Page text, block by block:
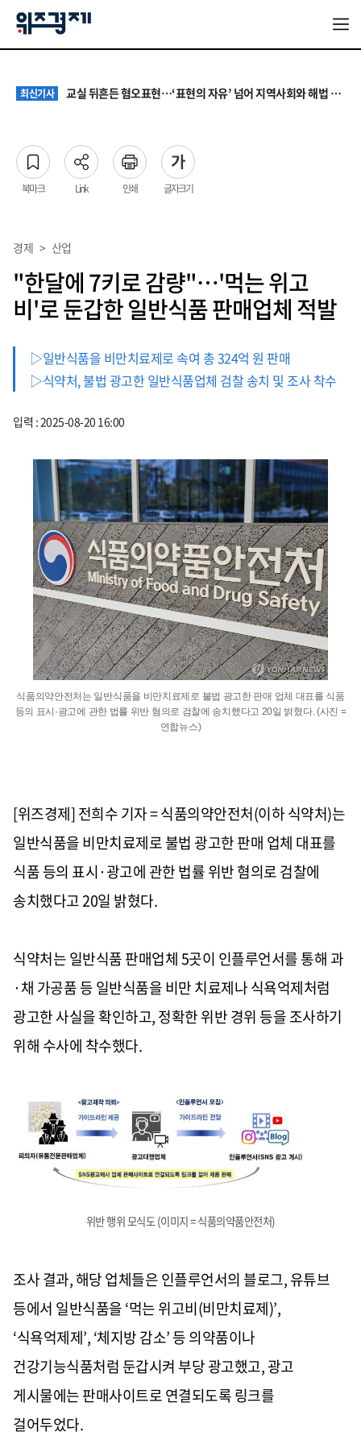
최신기사 교실 뒤흔든 혐오표현…‘표현의 자유’ 넘어 지역사회와 해법 모색
최신기사 대기업 노조 '영업이익 성과급' 요구에 전문가들 "최종 이익·투자 여력 반영해야"
최신기사 서울 집값 다시 0.26% 상승…전세도 수도권 중심으로 압박 커져
북마크 Link 인쇄 글자크기
경제 > 산업
"한달에 7키로 감량"…'먹는 위고
비'로 둔갑한 일반식품 판매업체 적발
▷일반식품을 비만치료제로 속여 총 324억 원 판매
▷식약처, 불법 광고한 일반식품업체 검찰 송치 및 조사 착수
입력 : 2025-08-20 16:00
식품의약안전처는 일반식품을 비만치료제로 불법 광고한 판매 업체 대표를 식품
등의 표시·광고에 관한 법률 위반 혐의로 검찰에 송치했다고 20일 밝혔다. (사진 =
연합뉴스)
[위즈경제] 전희수 기자 = 식품의약안전처(이하 식약처)는
일반식품을 비만치료제로 불법 광고한 판매 업체 대표를
식품 등의 표시·광고에 관한 법률 위반 혐의로 검찰에
송치했다고20일 밝혔다.
식약처는 일반식품 판매업체5곳이 인플루언서를 통해 과
·채 가공품 등 일반식품을 비만 치료제나 식욕억제처럼
광고한 사실을 확인하고,정확한 위반 경위 등을 조사하기
위해 수사에 착수했다.
위반 행위 모식도 (이미지 = 식품의약품안전처)
조사 결과,해당 업체들은 인플루언서의 블로그,유튜브
등에서 일반식품을‘먹는 위고비(비만치료제)’,
‘식욕억제제’, ‘체지방 감소’등 의약품이나
건강기능식품처럼 둔갑시켜 부당 광고했고,광고
게시물에는 판매사이트로 연결되도록 링크를
걸어두었다.